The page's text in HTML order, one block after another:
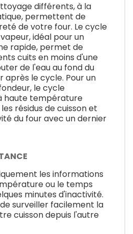
différents, à la
permettent de
de votre four. Le cycle
idéal pour un
rapide, permet de
cuits en moins d'une
de l'eau au fond du
après le cycle. Pour un
le cycle
haute température
résidus de cuisson et
du four avec un dernier
les informations
ou le temps
minutes d'inactivité.
surveiller facilement la
cuisson depuis l'autre